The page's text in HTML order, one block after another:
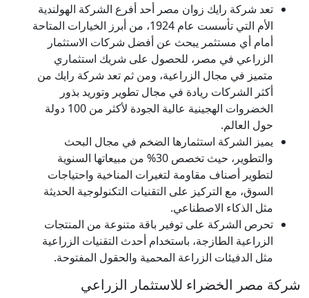
تعد شركة رايك زوان مصر أحد أفرع الشركة الهولندية
الأم التي تأسست عام 1924، من أبرز الخيارات المتاحة
أمام أي مستثمر يبحث عن أفضل شركات الاستثمار
الزراعي في مصر، للحصول على شريك استثماري
متميز في مجال الزراعية، ومن ثم تعد شركة رايك من
أكثر الشركات ريادة في مجال تطوير وتوريد بذور
الخضروات الهجينية عالية الجودة لأكثر من 100 دولة
حول العالم.
يميز الشركة استثمارها الضخم في مجال البحث
والتطوير، حيث تخصص 30% من مبيعاتها السنوية
لتطوير أصناف مقاومة لتغيرات المناخية واحتياجات
السوق، مع التركيز على التقنيات التكنولوجية الحديثة
مثل الذكاء الاصطناعي.
تحرص الشركة على توفير باقة متنوعة من المنتجات
الزراعية الطازجة، باستخدام أحدث التقنيات الزراعية
مثل الدفيئات الزراعة المحمية والحقول المفتوحة.
شركة مصر الخضراء للاستثمار الزراعي